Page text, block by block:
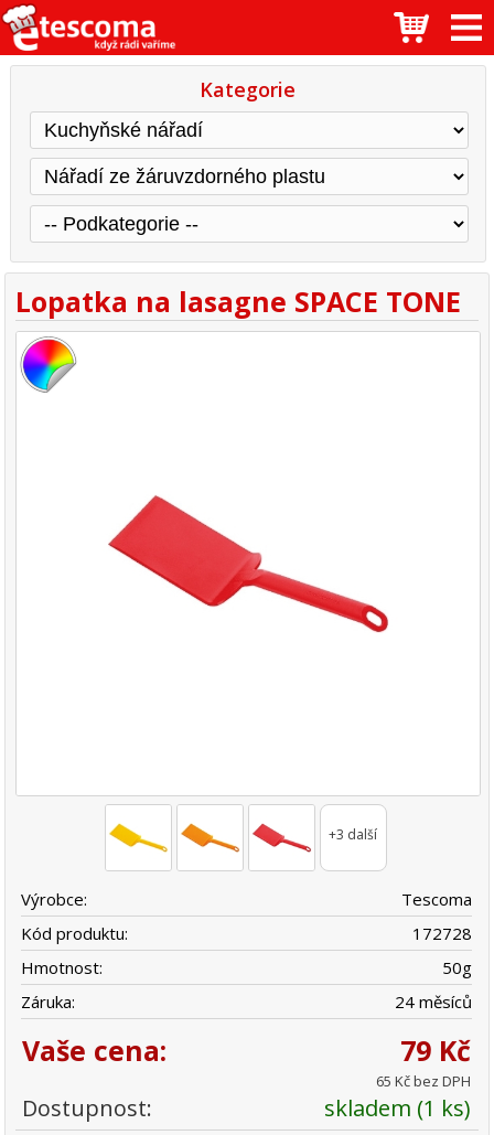
Kategorie
Lopatka na lasagne SPACE TONE
+3 další
Výrobce:
Tescoma
Kód produktu:
172728
Hmotnost:
50g
Záruka:
24 měsíců
Vaše cena: 79 Kč
65 Kč bez DPH
Dostupnost: skladem (1 ks)